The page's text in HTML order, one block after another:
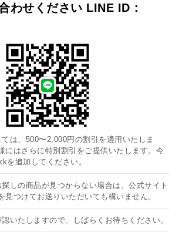
わせください LINE ID：
は、500〜2,000円の割引を適用いたしま
にはさらに特別割引をご提供いたします。今
追加してください。
しの商品が見つからない場合は、公式サイト
見つけてお送りいただいても構いません。
いたしますので、しばらくお待ちください。